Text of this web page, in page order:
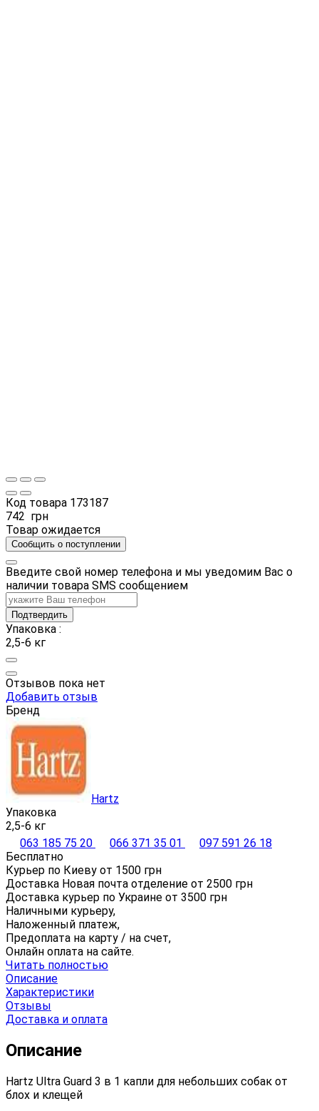
Код товара 173187
742 грн
Товар ожидается
Сообщить о поступлении
Введите свой номер телефона и мы уведомим Вас о
наличии товара SMS сообщением
Подтвердить
Упаковка :
2,5-6 кг
Отзывов пока нет
Добавить отзыв
Бренд
Hartz
Упаковка
2,5-6 кг
063 185 75 20
066 371 35 01
097 591 26 18
Бесплатно
Курьер по Киеву от 1500 грн
Доставка Новая почта отделение от 2500 грн
Доставка курьер по Украине от 3500 грн
Наличными курьеру,
Наложенный платеж,
Предоплата на карту / на счет,
Онлайн оплата на сайте.
Читать полностью
Описание
Характеристики
Отзывы
Доставка и оплата
Описание
Hartz Ultra Guard 3 в 1 капли для небольших собак от
блох и клещей